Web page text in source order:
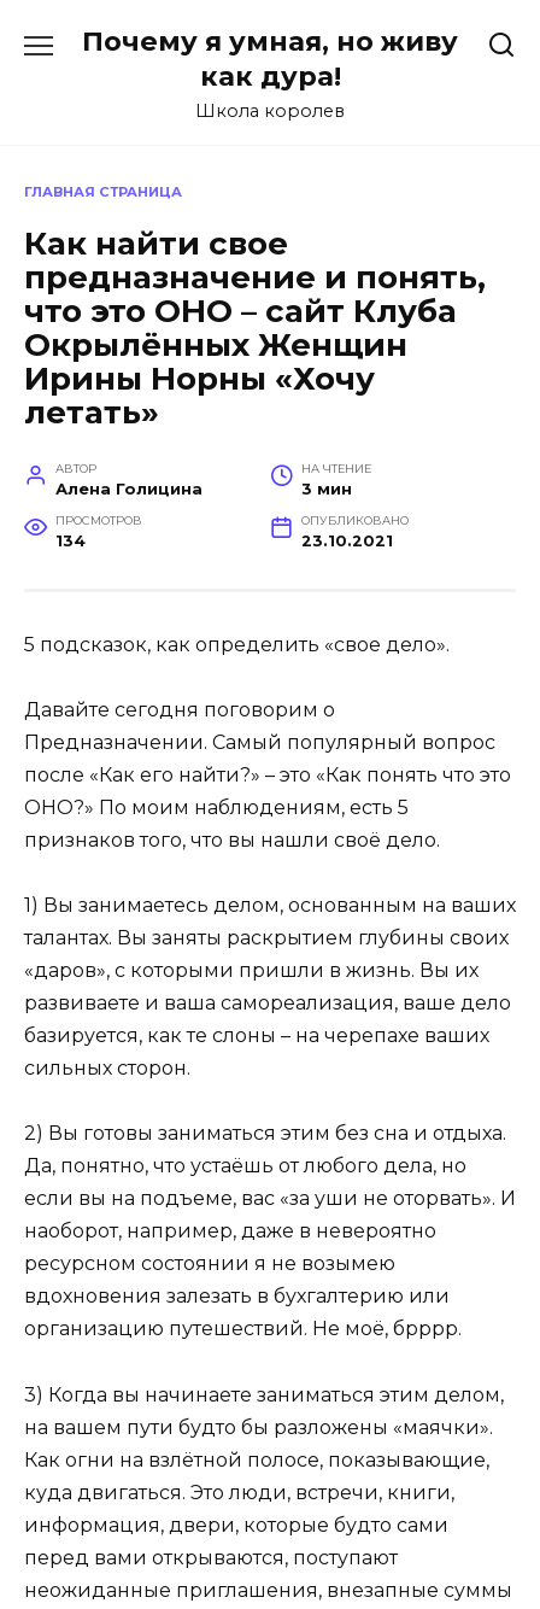
Почему я умная, но живу
как дура!
Школа королев
ГЛАВНАЯ СТРАНИЦА
Как найти свое
предназначение и понять,
что это ОНО – сайт Клуба
Окрылённых Женщин
Ирины Норны «Хочу
летать»
АВТОР
Алена Голицина
НА ЧТЕНИЕ
3 мин
ПРОСМОТРОВ
134
ОПУБЛИКОВАНО
23.10.2021
5 подсказок, как определить «свое дело».
Давайте сегодня поговорим о
Предназначении. Самый популярный вопрос
после «Как его найти?» – это «Как понять что это
ОНО?» По моим наблюдениям, есть 5
признаков того, что вы нашли своё дело.
1) Вы занимаетесь делом, основанным на ваших
талантах. Вы заняты раскрытием глубины своих
«даров», с которыми пришли в жизнь. Вы их
развиваете и ваша самореализация, ваше дело
базируется, как те слоны – на черепахе ваших
сильных сторон.
2) Вы готовы заниматься этим без сна и отдыха.
Да, понятно, что устаёшь от любого дела, но
если вы на подъеме, вас «за уши не оторвать». И
наоборот, например, даже в невероятно
ресурсном состоянии я не возымею
вдохновения залезать в бухгалтерию или
организацию путешествий. Не моё, брррр.
3) Когда вы начинаете заниматься этим делом,
на вашем пути будто бы разложены «маячки».
Как огни на взлётной полосе, показывающие,
куда двигаться. Это люди, встречи, книги,
информация, двери, которые будто сами
перед вами открываются, поступают
неожиданные приглашения, внезапные суммы